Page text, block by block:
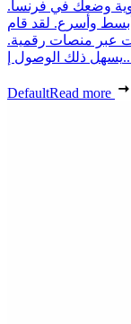
وضعك في فرنسا.
أبسط وأسرع. لقد قام
عبر منصات رقمية.
الوصول إ...
DefaultRead more